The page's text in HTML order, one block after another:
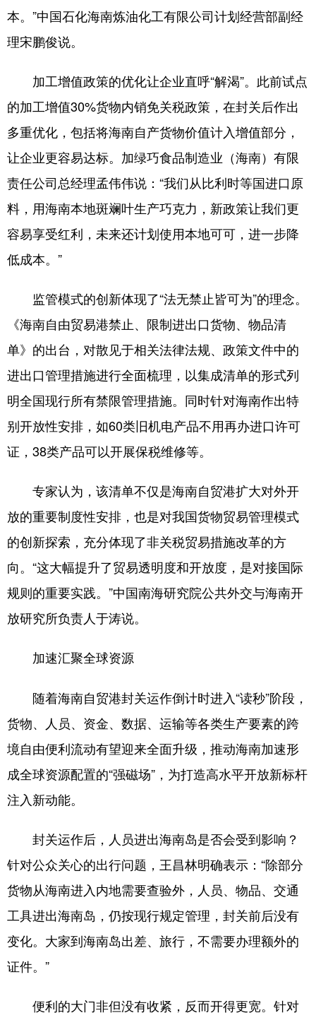
本。”中国石化海南炼油化工有限公司计划经营部副经
理宋鹏俊说。
加工增值政策的优化让企业直呼“解渴”。此前试点
的加工增值30%货物内销免关税政策，在封关后作出
多重优化，包括将海南自产货物价值计入增值部分，
让企业更容易达标。加绿巧食品制造业（海南）有限
责任公司总经理孟伟伟说：“我们从比利时等国进口原
料，用海南本地斑斓叶生产巧克力，新政策让我们更
容易享受红利，未来还计划使用本地可可，进一步降
低成本。”
监管模式的创新体现了“法无禁止皆可为”的理念。
《海南自由贸易港禁止、限制进出口货物、物品清
单》的出台，对散见于相关法律法规、政策文件中的
进出口管理措施进行全面梳理，以集成清单的形式列
明全国现行所有禁限管理措施。同时针对海南作出特
别开放性安排，如60类旧机电产品不用再办进口许可
证，38类产品可以开展保税维修等。
专家认为，该清单不仅是海南自贸港扩大对外开
放的重要制度性安排，也是对我国货物贸易管理模式
的创新探索，充分体现了非关税贸易措施改革的方
向。“这大幅提升了贸易透明度和开放度，是对接国际
规则的重要实践。”中国南海研究院公共外交与海南开
放研究所负责人于涛说。
加速汇聚全球资源
随着海南自贸港封关运作倒计时进入“读秒”阶段，
货物、人员、资金、数据、运输等各类生产要素的跨
境自由便利流动有望迎来全面升级，推动海南加速形
成全球资源配置的“强磁场”，为打造高水平开放新标杆
注入新动能。
封关运作后，人员进出海南岛是否会受到影响？
针对公众关心的出行问题，王昌林明确表示：“除部分
货物从海南进入内地需要查验外，人员、物品、交通
工具进出海南岛，仍按现行规定管理，封关前后没有
变化。大家到海南岛出差、旅行，不需要办理额外的
证件。”
便利的大门非但没有收紧，反而开得更宽。针对